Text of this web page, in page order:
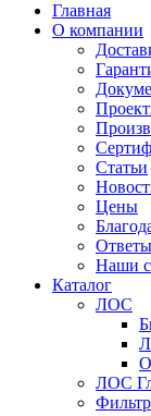
Главная
О компании
Статьи
Цены
Наши
Каталог
ЛОС
ЛОС